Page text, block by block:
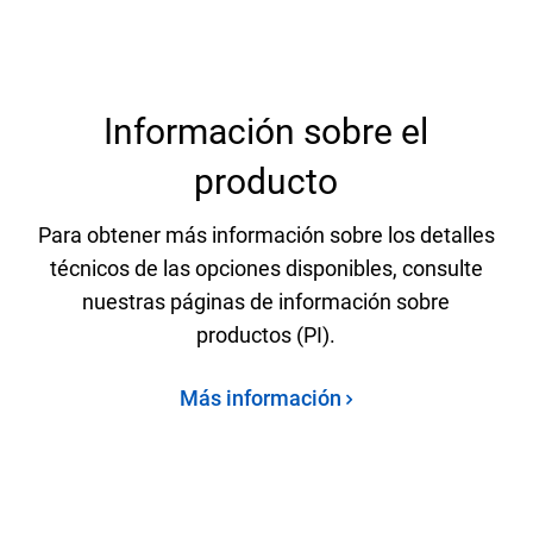
Información sobre el
producto
Para obtener más información sobre los detalles
técnicos de las opciones disponibles, consulte
nuestras páginas de información sobre
productos (PI).
Más información